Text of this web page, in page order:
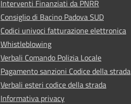
Interventi Finanziati da PNRR
Consiglio di Bacino Padova SUD
Codici univoci fatturazione elettronica
Whistleblowing
Verbali Comando Polizia Locale
Pagamento sanzioni Codice della strada
Verbali esteri codice della strada
Informativa privacy